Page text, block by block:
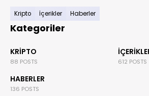
Kripto İçerikler Haberler
Kategoriler
KRIPTO
88 POSTS 612 POSTS
HABERLER
136 POSTS